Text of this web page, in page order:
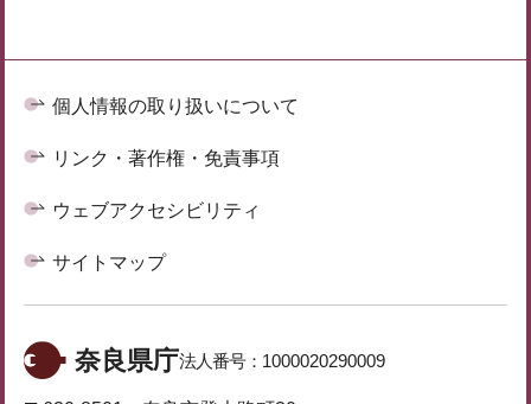
個人情報の取り扱いについて
リンク・著作権・免責事項
ウェブアクセシビリティ
サイトマップ
奈良県庁法人番号： 1000020290009